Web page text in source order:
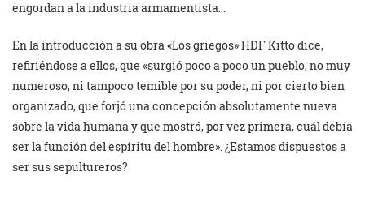
engordan a la industria armamentista…
En la introducción a su obra «Los griegos» HDF Kitto dice,
refiriéndose a ellos, que «surgió poco a poco un pueblo, no muy
numeroso, ni tampoco temible por su poder, ni por cierto bien
organizado, que forjó una concepción absolutamente nueva
sobre la vida humana y que mostró, por vez primera, cuál debía
ser la función del espíritu del hombre». ¿Estamos dispuestos a
ser sus sepultureros?